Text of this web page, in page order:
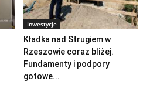
Inwestycje
Kładka nad Strugiem w
Rzeszowie coraz bliżej.
Fundamenty i podpory
gotowe...